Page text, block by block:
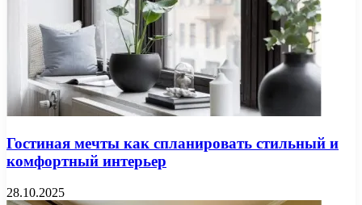
Гостиная мечты как спланировать стильный и
комфортный интерьер
28.10.2025